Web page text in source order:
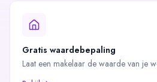
Gratis waardebepaling
Laat een makelaar de waarde van je